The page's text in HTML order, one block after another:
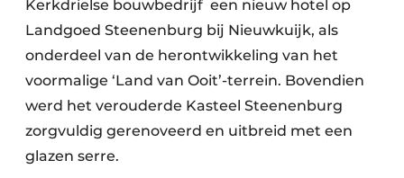
Kerkdrielse bouwbedrijf een nieuw hotel op
Landgoed Steenenburg bij Nieuwkuijk, als
onderdeel van de herontwikkeling van het
voormalige ‘Land van Ooit’-terrein. Bovendien
werd het verouderde Kasteel Steenenburg
zorgvuldig gerenoveerd en uitbreid met een
glazen serre.